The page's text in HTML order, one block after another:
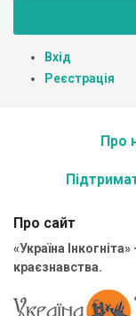
Вхід
Реєстрація
Про
Про сайт
«Україна
краєзнавства.